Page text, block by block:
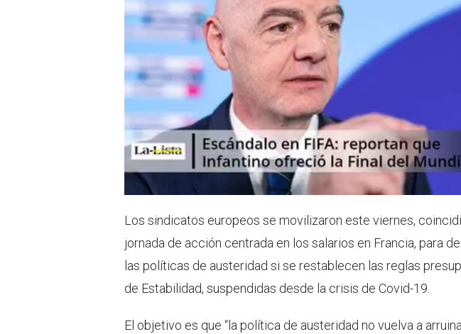
Los sindicatos europeos se movilizaron este viernes,
jornada de acción centrada en los salarios en Francia, para
las políticas de austeridad si se restablecen las reglas
de Estabilidad, suspendidas desde la crisis de Covid-19.
El objetivo es que “la política de austeridad no vuelva a